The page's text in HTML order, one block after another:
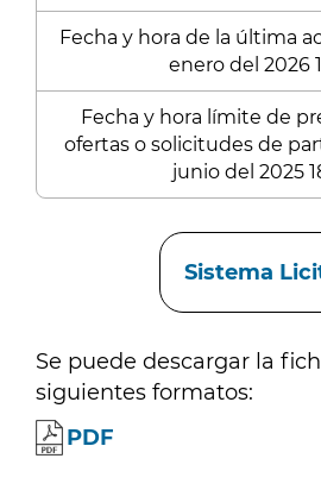
Fecha y hora de la última
enero del 2026
Fecha y hora límite de
ofertas o solicitudes de
junio del 2025
Sistema
Se puede descargar la
siguientes formatos:
PDF